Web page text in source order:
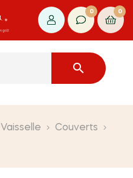
0 0

Vaisselle
Couverts